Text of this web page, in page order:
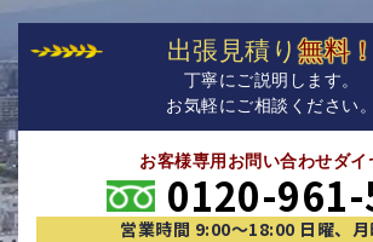
出張見積り無料！
丁寧にご説明します。
お気軽にご相談ください。
お客様専用お問い合わせダイ
0120-
営業時間 9:00〜18:00 日曜、